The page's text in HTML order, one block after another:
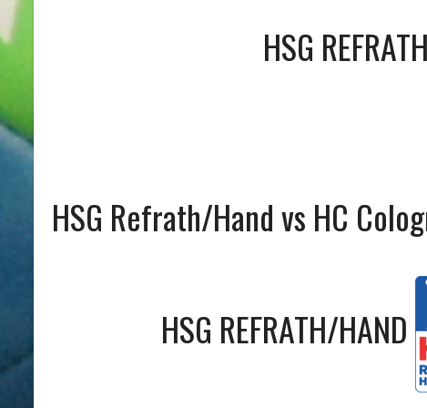
HSG
HSG Refrath/Hand vs HC
HSG REFRATH/HAND